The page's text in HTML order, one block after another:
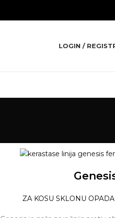
LOGIN /
ZA KOSU SKLONU